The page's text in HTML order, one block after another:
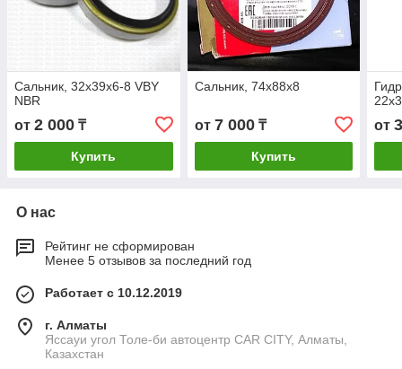
Сальник, 32x39x6-8 VBY
NBR
от 2 000 ₸
Купить
Сальник, 74х88х8
от 7 000₸
Купить
от
О нас
Рейтинг не сформирован
Менее 5 отзывов за последний год
Работает с 10.12.2019
г. Алматы
Яссауи угол Толе-би автоцентр CAR CITY, Алматы,
Казахстан